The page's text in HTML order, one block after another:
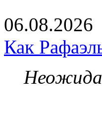
06.08.2026
Как